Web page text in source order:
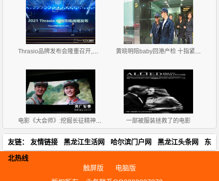
Thrasio品牌发布会隆重召开,发布2021中国区战略规划 黄晓明陪baby回港产检 十指紧扣恩爱甜蜜
电影《大会师》:挖掘长征精神的当代价值 一部被服装拯救了的电影
友链： 友情链接 黑龙江生活网 哈尔滨门户网 黑龙江头条网 东
北热线
触屏版
电脑版